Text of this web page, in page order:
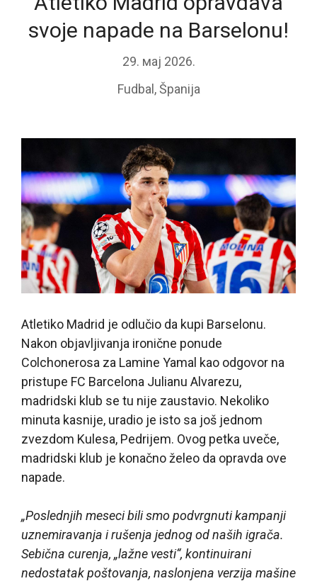
svoje napade na Barselonu!
29. мај 2026.
Fudbal ,Španija
Atletiko Madrid je odlučio da kupi Barselonu.
Nakon objavljivanja ironične ponude
Colchonerosa za Lamine Yamal kao odgovor na
pristupe FC Barcelona Julianu Alvarezu,
madridski klub se tu nije zaustavio. Nekoliko
minuta kasnije, uradio je isto sa još jednom
zvezdom Kulesa, Pedrijem. Ovog petka uveče,
madridski klub je konačno želeo da opravda ove
napade.
„Poslednjih meseci bili smo podvrgnuti kampanji
uznemiravanja i rušenja jednog od naših igrača.
Sebična curenja, „lažne vesti“, kontinuirani
nedostatak poštovanja, naslonjena verzija mašine